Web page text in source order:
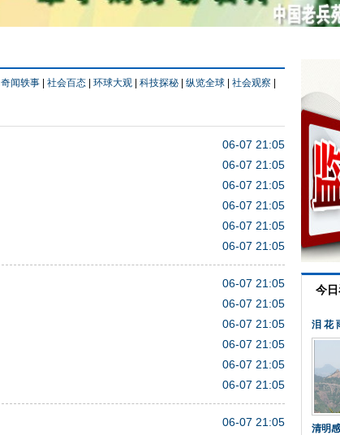
奇闻轶事 社会百态 环球大观 科技探秘 纵览全球 社会观察
06-07 21:05
06-07 21:05
06-07 21:05
06-07 21:05
06-07 21:05
06-07 21:05
06-07 21:05
06-07 21:05
06-07 21:05
06-07 21:05
06-07 21:05
06-07 21:05
06-07 21:05
今
泪 花
清明